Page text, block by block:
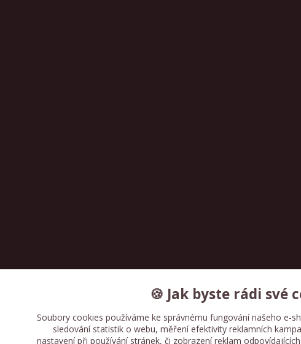
🍪 Jak byste rádi své
Soubory cookies používáme ke správnému fungování našeho e-
sledování statistik o webu, měření efektivity reklamních
nastavení při používání stránek, či zobrazení reklam